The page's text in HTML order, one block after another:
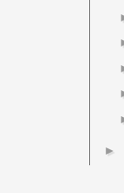
►